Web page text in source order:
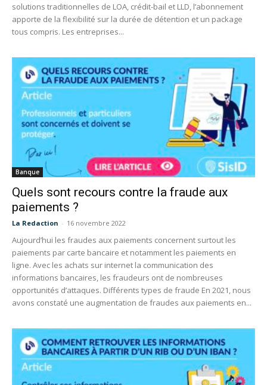
solutions traditionnelles de LOA, crédit-bail et LLD, l’abonnement
apporte de la flexibilité sur la durée de détention et un package
tous compris. Les entreprises...
Banque
Quels sont recours contre la fraude aux
paiements ?
La Redaction - 16 novembre 2022
Aujourd’hui les fraudes aux paiements concernent surtout les
paiements par carte bancaire et notamment les paiements en
ligne. Avec les achats sur internet la communication des
informations bancaires, les fraudeurs ont de nombreuses
opportunités d’attaques. Différents types de fraude En 2021, nous
avons constaté une augmentation de fraudes aux paiements en...